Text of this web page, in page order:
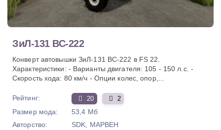
ЗиЛ-131 ВС-222
Конверт автовышки ЗиЛ-131 ВС-222 в FS 22.
Характеристики: - Варианты двигателя: 105 - 150 л.с. -
Скорость хода: 80 км/ч - Опции колес, опор,...
Рейтинг: 20 2
Размер мода:
53,4 Мб
Авторство:
SDK, MAPBEH